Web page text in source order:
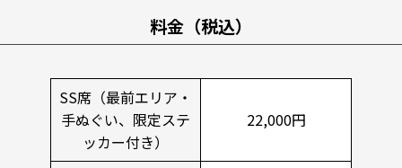
料金（税込）
SS席（最前エリア・
手ぬぐい、限定ステ
ッカー付き）
22,000円